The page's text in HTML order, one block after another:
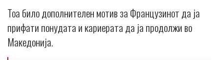
Тоа било дополнителен мотив за Французинот да ја
прифати понудата и кариерата да ја продолжи во
Македонија.